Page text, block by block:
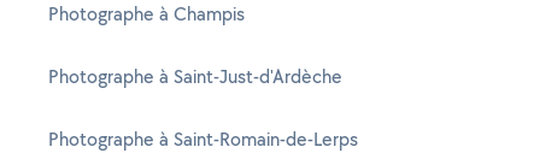
Photographe à Champis
Photographe à Saint-Just-d'Ardèche
Photographe à Saint-Romain-de-Lerps